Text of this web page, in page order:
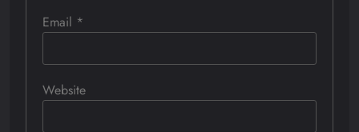
Email *
Website